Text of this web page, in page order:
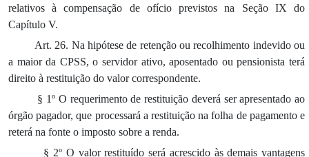
relativos à compensação de ofício previstos na Seção IX do
Capítulo V.
Art. 26. Na hipótese de retenção ou recolhimento indevido ou
a maior da CPSS, o servidor ativo, aposentado ou pensionista terá
direito à restituição do valor correspondente.
§ 1º O requerimento de restituição deverá ser apresentado ao
órgão pagador, que processará a restituição na folha de pagamento e
reterá na fonte o imposto sobre a renda.
§ 2º O valor restituído será acrescido às demais vantagens